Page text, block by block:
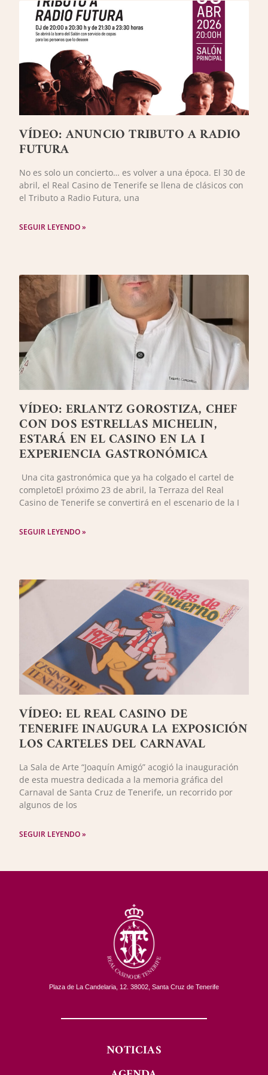
VÍDEO: ANUNCIO TRIBUTO A RADIO
FUTURA
No es solo un concierto… es volver a una época. El 30 de
abril, el Real Casino de Tenerife se llena de clásicos con
el Tributo a Radio Futura, una
SEGUIR LEYENDO »
VÍDEO: ERLANTZ GOROSTIZA, CHEF
CON DOS ESTRELLAS MICHELIN,
ESTARÁ EN EL CASINO EN LA I
EXPERIENCIA GASTRONÓMICA
Una cita gastronómica que ya ha colgado el cartel de
completoEl próximo 23 de abril, la Terraza del Real
Casino de Tenerife se convertirá en el escenario de la I
SEGUIR LEYENDO »
VÍDEO: EL REAL CASINO DE
TENERIFE INAUGURA LA EXPOSICIÓN
LOS CARTELES DEL CARNAVAL
La Sala de Arte “Joaquín Amigó” acogió la inauguración
de esta muestra dedicada a la memoria gráfica del
Carnaval de Santa Cruz de Tenerife, un recorrido por
algunos de los
SEGUIR LEYENDO »
Plaza de La Candelaria, 12. 38002, Santa Cruz de Tenerife
NOTICIAS